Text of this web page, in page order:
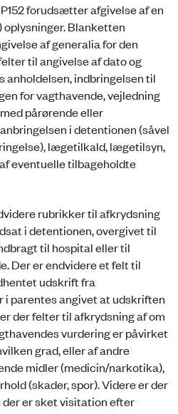
forudsætter afgivelse af en
Blanketten
af generalia for den
til angivelse af dato og
indbringelsen til
for vagtha­vende, vejledning
pårørende eller
i detentionen (såvel
lægetilkald, lægetilsyn,
eventuelle tilbageholdte
rubrikker til afkrydsning
i detentio­nen, overgivet til
til hospital eller til
Der er endvidere et felt til
udskrift fra
i parentes angivet at udskriften
der felter til afkrydsning af om
vurdering er påvirket
grad, eller af andre
midler (medicin/narkotika),
(skader, spor). Videre er der
er sket visitation efter